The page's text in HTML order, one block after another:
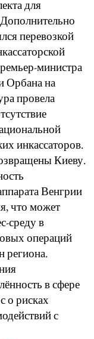
для
перевозкой
министра
Орбана на
провела
инкассаторов.
Киеву.
Венгрии
что может
среду в
операций
региона.
в сфере
о рисках
с